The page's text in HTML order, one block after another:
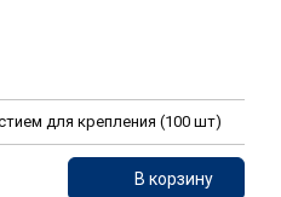
для крепления (100 шт)
В корзину